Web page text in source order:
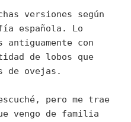
versiones según
española. Lo
con
de lobos que
de ovejas.
pero me trae
vengo de familia